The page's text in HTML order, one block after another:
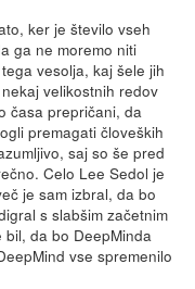
ker je število vseh
ga ne moremo niti
vesolja, kaj šele jih
velikostnih redov
časa prepričani, da
premagati človeških
saj so še pred
Celo Lee Sedol je
je sam izbral, da bo
s slabšim začetnim
da bo DeepMinda
vse spremenilo